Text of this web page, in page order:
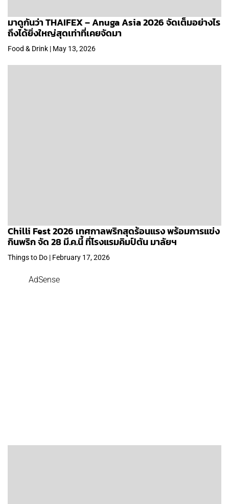
มาดูกันว่า THAIFEX – Anuga Asia 2026 จัดเต็มอย่างไร
ถึงได้ยิ่งใหญ่สุดเท่าที่เคยจัดมา
Food & Drink | May 13, 2026
Chilli Fest 2026 เทศกาลพริกสุดร้อนแรง พร้อมการแข่ง
กินพริก จัด 28 มี.ค.นี้ ที่โรงแรมคิมป์ตัน มาลัยฯ
Things to Do | February 17, 2026
AdSense